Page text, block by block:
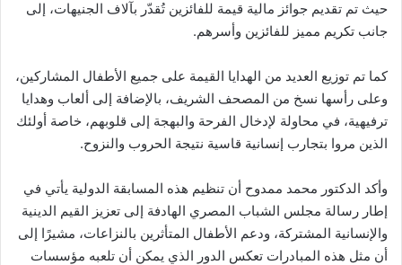
حيث تم تقديم جوائز مالية قيمة للفائزين تُقدّر بآلاف الجنيهات، إلى
جانب تكريم مميز للفائزين وأسرهم.
كما تم توزيع العديد من الهدايا القيمة على جميع الأطفال المشاركين،
وعلى رأسها نسخ من المصحف الشريف، بالإضافة إلى ألعاب وهدايا
ترفيهية، في محاولة لإدخال الفرحة والبهجة إلى قلوبهم، خاصة أولئك
الذين مروا بتجارب إنسانية قاسية نتيجة الحروب والنزوح.
وأكد الدكتور محمد ممدوح أن تنظيم هذه المسابقة الدولية يأتي في
إطار رسالة مجلس الشباب المصري الهادفة إلى تعزيز القيم الدينية
والإنسانية المشتركة، ودعم الأطفال المتأثرين بالنزاعات، مشيرًا إلى
أن مثل هذه المبادرات تعكس الدور الذي يمكن أن تلعبه مؤسسات